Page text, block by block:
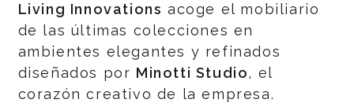
Living Innovations acoge el mobiliario
de las últimas colecciones en
ambientes elegantes y refinados
diseñados por Minotti Studio, el
corazón creativo de la empresa.